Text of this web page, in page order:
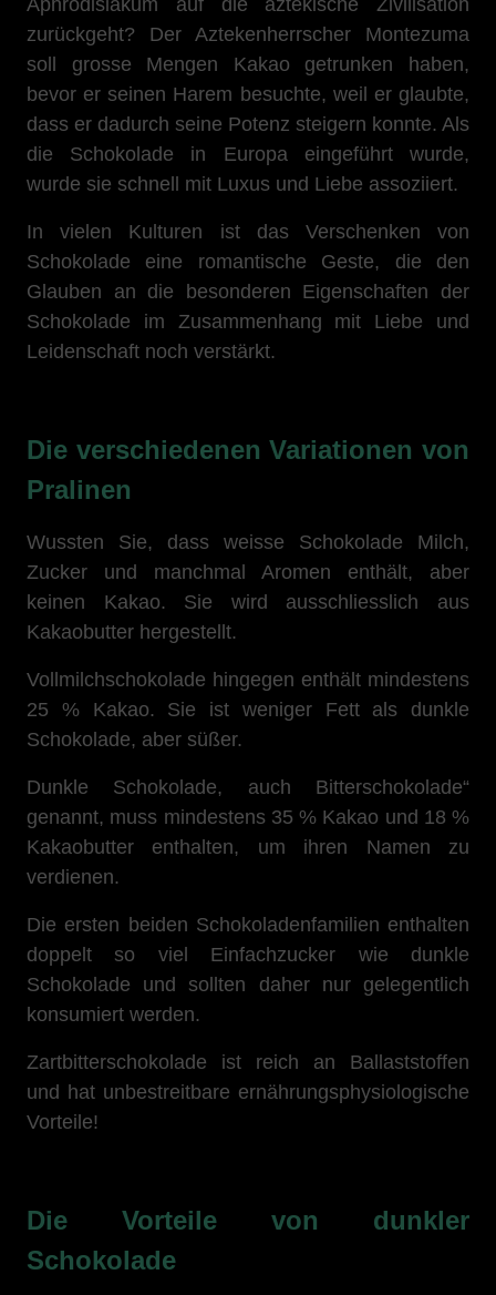
Aphrodisiakum auf die aztekische Zivilisation
zurückgeht? Der Aztekenherrscher Montezuma
soll grosse Mengen Kakao getrunken haben,
bevor er seinen Harem besuchte, weil er glaubte,
dass er dadurch seine Potenz steigern konnte. Als
die Schokolade in Europa eingeführt wurde,
wurde sie schnell mit Luxus und Liebe assoziiert.
In vielen Kulturen ist das Verschenken von
Schokolade eine romantische Geste, die den
Glauben an die besonderen Eigenschaften der
Schokolade im Zusammenhang mit Liebe und
Leidenschaft noch verstärkt.
Die verschiedenen Variationen von
Pralinen
Wussten Sie, dass weisse Schokolade Milch,
Zucker und manchmal Aromen enthält, aber
keinen Kakao. Sie wird ausschliesslich aus
Kakaobutter hergestellt.
Vollmilchschokolade hingegen enthält mindestens
25 % Kakao. Sie ist weniger Fett als dunkle
Schokolade, aber süßer.
Dunkle Schokolade, auch Bitterschokolade“
genannt, muss mindestens 35 % Kakao und 18 %
Kakaobutter enthalten, um ihren Namen zu
verdienen.
Die ersten beiden Schokoladenfamilien enthalten
doppelt so viel Einfachzucker wie dunkle
Schokolade und sollten daher nur gelegentlich
konsumiert werden.
Zartbitterschokolade ist reich an Ballaststoffen
und hat unbestreitbare ernährungsphysiologische
Vorteile!
Die Vorteile von dunkler
Schokolade